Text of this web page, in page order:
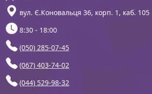
вул. Є.Коновальця 36, корп. 1, каб. 105
8:30 - 18:00
(050) 285-07-45
(067) 403-74-02
(044) 529-98-32